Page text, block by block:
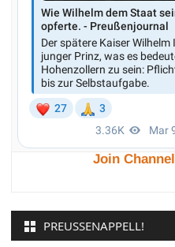
Join Channel
PREUSSENAPPELL!